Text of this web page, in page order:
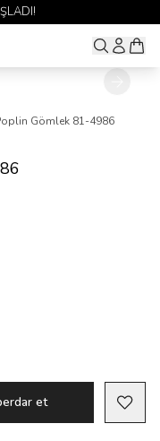
Gömlek 81-4986
et